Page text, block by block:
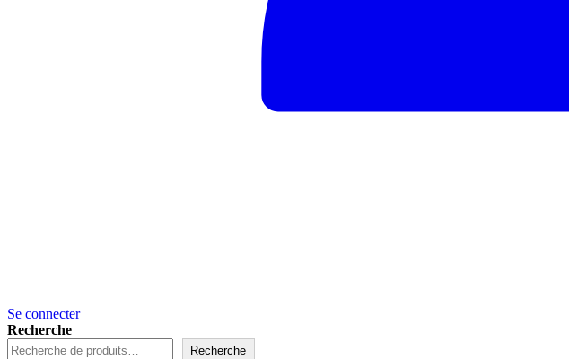
Se connecter
Recherche
Recherche